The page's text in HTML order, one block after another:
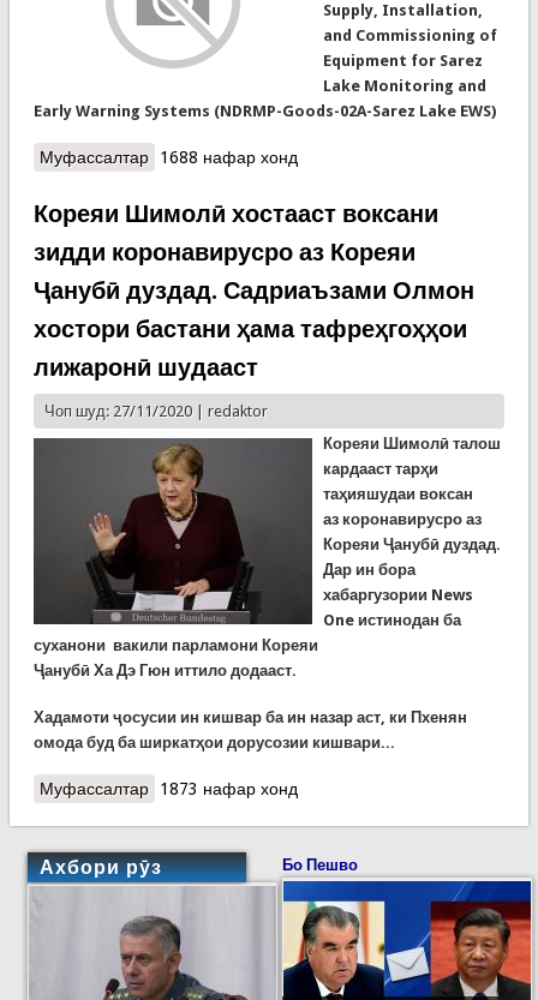
Supply, Installation,
and Commissioning of
Equipment for Sarez
Lake Monitoring and
Early Warning Systems (NDRMP-Goods-02A-Sarez Lake EWS)
Муфассалтаро ADB Grant 0614-TAJ: National Disaster Risk
1688 нафар хонд
Кореяи Шимолӣ хостааст воксани
зидди коронавирусро аз Кореяи
Ҷанубӣ дуздад. Садриаъзами Олмон
хостори бастани ҳама тафреҳгоҳҳои
лижаронӣ шудааст
Чоп шуд: 27/11/2020 | redaktor
Кореяи Шимолӣ талош
кардааст тарҳи
таҳияшудаи воксан
аз коронавирусро аз
Кореяи Ҷанубӣ дуздад.
Дар ин бора
хабаргузории News
One истинодан ба
суханони вакили парламони Кореяи
Ҷанубӣ Ха Дэ Гюн иттило додааст.
Хадамоти ҷосусии ин кишвар ба ин назар аст, ки Пхенян
омода буд ба ширкатҳои дорусозии кишвари...
Муфассалтаро Кореяи Шимолӣ хостааст воксани зидди
тафреҳгоҳҳои лижаронӣ шудааст
1873 нафар хонд
Ахбори рӯз Бо Пешво